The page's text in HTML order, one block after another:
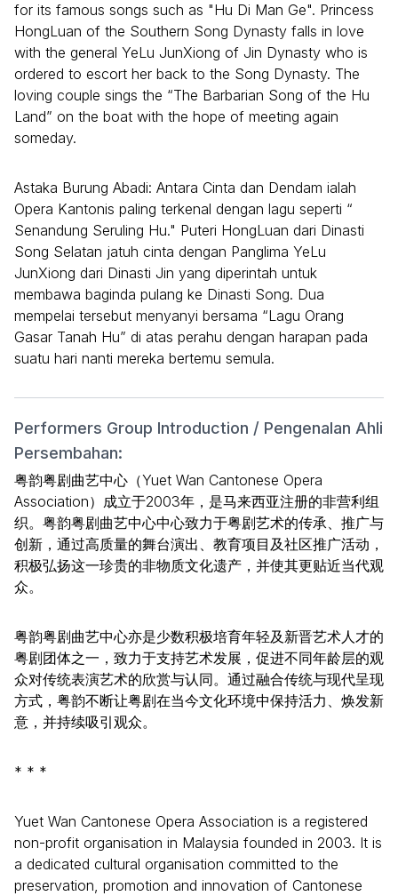
for its famous songs such as "Hu Di Man Ge". Princess
HongLuan of the Southern Song Dynasty falls in love
with the general YeLu JunXiong of Jin Dynasty who is
ordered to escort her back to the Song Dynasty. The
loving couple sings the “The Barbarian Song of the Hu
Land” on the boat with the hope of meeting again
someday.
Astaka Burung Abadi: Antara Cinta dan Dendam ialah
Opera Kantonis paling terkenal dengan lagu seperti “
Senandung Seruling Hu." Puteri HongLuan dari Dinasti
Song Selatan jatuh cinta dengan Panglima YeLu
JunXiong dari Dinasti Jin yang diperintah untuk
membawa baginda pulang ke Dinasti Song. Dua
mempelai tersebut menyanyi bersama “Lagu Orang
Gasar Tanah Hu” di atas perahu dengan harapan pada
suatu hari nanti mereka bertemu semula.
Performers Group Introduction / Pengenalan Ahli
Persembahan:
粤韵粤剧曲艺中心（Yuet Wan Cantonese Opera
Association）成立于2003年，是马来西亚注册的非营利组
织。粤韵粤剧曲艺中心中心致力于粤剧艺术的传承、推广与
创新，通过高质量的舞台演出、教育项目及社区推广活动，
积极弘扬这一珍贵的非物质文化遗产，并使其更贴近当代观
众。
粤韵粤剧曲艺中心亦是少数积极培育年轻及新晋艺术人才的
粤剧团体之一，致力于支持艺术发展，促进不同年龄层的观
众对传统表演艺术的欣赏与认同。通过融合传统与现代呈现
方式，粤韵不断让粤剧在当今文化环境中保持活力、焕发新
意，并持续吸引观众。
* * *
Yuet Wan Cantonese Opera Association is a registered
non-profit organisation in Malaysia founded in 2003. It is
a dedicated cultural organisation committed to the
preservation, promotion and innovation of Cantonese